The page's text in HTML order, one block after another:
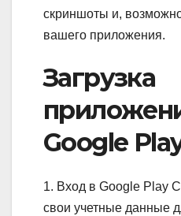
скриншоты и,
вашего приложения.
Загрузка
Google
1. Вход в Google Play
свои учетные данные